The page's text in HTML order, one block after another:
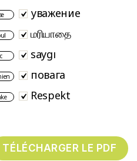
уважение
மரியாதை
saygı
повага
Respekt